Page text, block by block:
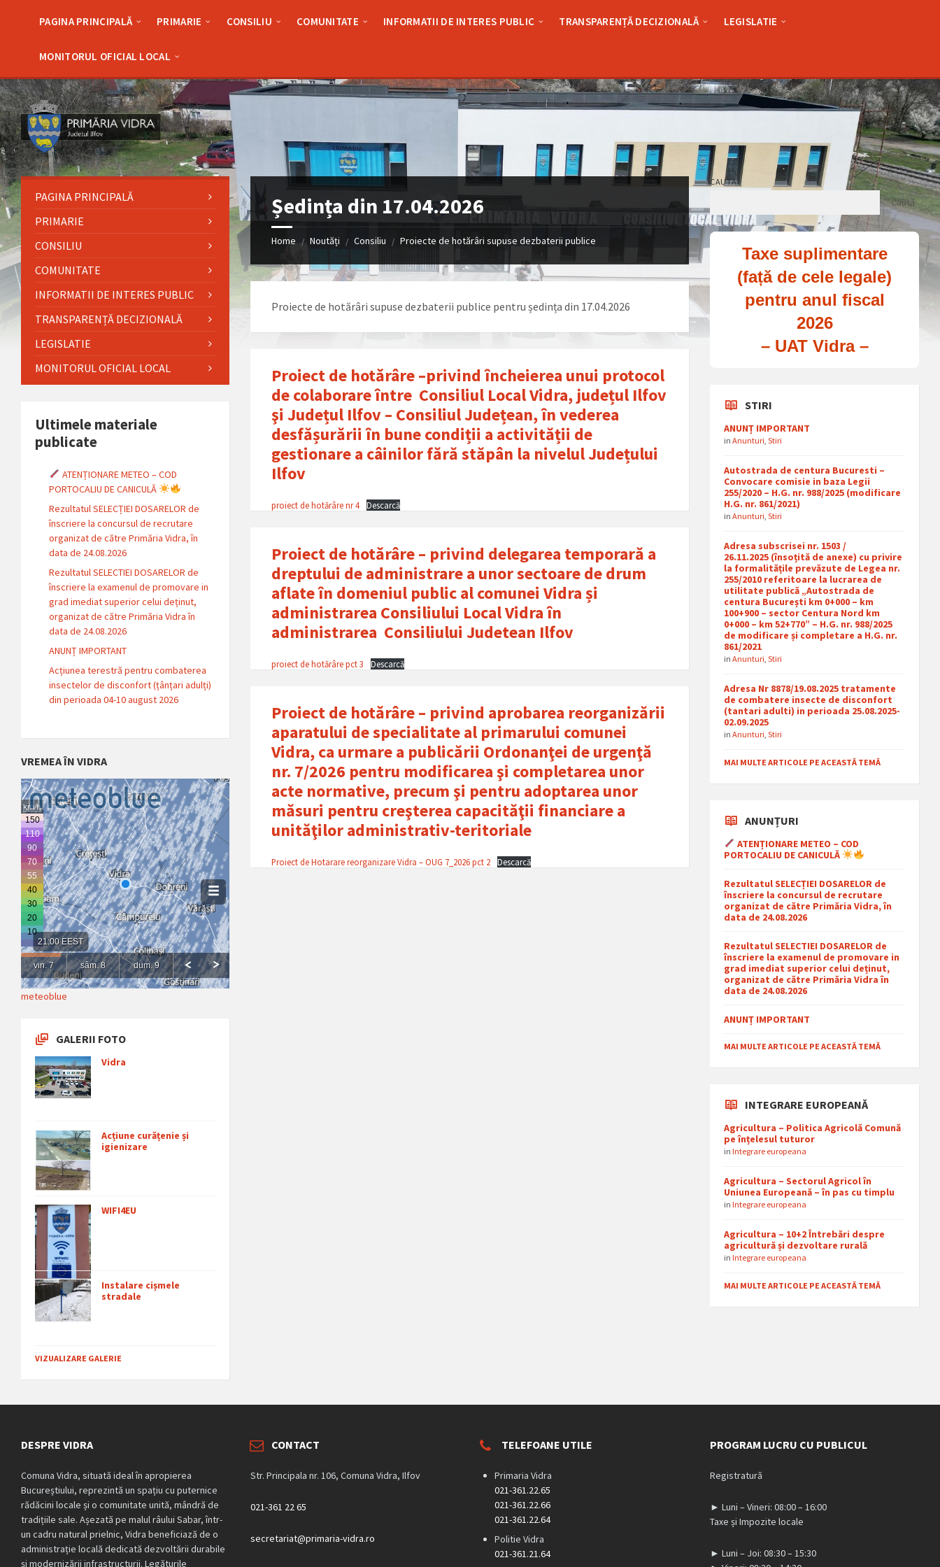
PAGINA PRINCIPALĂ PRIMARIE CONSILIU COMUNITATE INFORMATII DE INTERES PUBLIC TRANSPARENȚĂ DECIZIONALĂ LEGISLATIE
MONITORUL OFICIAL LOCAL
Ședința din 17.04.2026
Home / Noutăți / Consiliu / Proiecte de hotărâri supuse dezbaterii publice
Proiecte de hotărâri supuse dezbaterii publice pentru ședința din 17.04.2026
Proiect de hotǎrâre –privind încheierea unui protocol
de colaborare între Consiliul Local Vidra, județul Ilfov
şi Județul Ilfov – Consiliul Județean, în vederea
desfășurării în bune condiții a activității de
gestionare a câinilor fără stăpân la nivelul Județului
Ilfov
proiect de hotǎrâre nr 4 Descarcă
Proiect de hotǎrâre – privind delegarea temporară a
dreptului de administrare a unor sectoare de drum
aflate în domeniul public al comunei Vidra și
administrarea Consiliului Local Vidra în
administrarea Consiliului Judetean Ilfov
proiect de hotǎrâre pct 3 Descarcă
Proiect de hotǎrâre – privind aprobarea reorganizării
aparatului de specialitate al primarului comunei
Vidra, ca urmare a publicării Ordonanţei de urgenţă
nr. 7/2026 pentru modificarea şi completarea unor
acte normative, precum şi pentru adoptarea unor
măsuri pentru creşterea capacităţii financiare a
unităţilor administrativ-teritoriale
Proiect de Hotarare reorganizare Vidra – OUG 7_2026 pct 2 Descarcă
PAGINA PRINCIPALĂ
PRIMARIE
CONSILIU
COMUNITATE
INFORMATII DE INTERES PUBLIC
TRANSPARENȚĂ DECIZIONALĂ
LEGISLATIE
MONITORUL OFICIAL LOCAL
Ultimele materiale
publicate
ATENȚIONARE METEO – COD
PORTOCALIU DE CANICULĂ
Rezultatul SELECȚIEI DOSARELOR de
înscriere la concursul de recrutare
organizat de către Primăria Vidra, în
data de 24.08.2026
Rezultatul SELECTIEI DOSARELOR de
înscriere la examenul de promovare in
grad imediat superior celui deținut,
organizat de către Primăria Vidra în
data de 24.08.2026
ANUNȚ IMPORTANT
Acțiunea terestră pentru combaterea
insectelor de disconfort (țânțari adulți)
din perioada 04-10 august 2026
VREMEA ÎN VIDRA
meteoblue
GALERII FOTO
Vidra
Acțiune curățenie și
igienizare
WIFI4EU
Instalare cișmele
stradale
VIZUALIZARE GALERIE
CAUTĂ
Caută
Taxe suplimentare
(față de cele legale)
pentru anul fiscal
2026
– UAT Vidra –
STIRI
ANUNȚ IMPORTANT
inAnunturi ,Stiri
Autostrada de centura Bucuresti –
Convocare comisie in baza Legii
255/2020 – H.G. nr. 988/2025 (modificare
H.G. nr. 861/2021)
inAnunturi ,Stiri
Adresa subscrisei nr. 1503 /
26.11.2025 (însoțită de anexe) cu privire
la formalitățile prevăzute de Legea nr.
255/2010 referitoare la lucrarea de
utilitate publică „Autostrada de
centura București km 0+000 – km
100+900 – sector Centura Nord km
0+000 – km 52+770” – H.G. nr. 988/2025
de modificare și completare a H.G. nr.
861/2021
inAnunturi ,Stiri
Adresa Nr 8878/19.08.2025 tratamente
de combatere insecte de disconfort
(tantari adulti) in perioada 25.08.2025-
02.09.2025
inAnunturi ,Stiri
MAI MULTE ARTICOLE PE ACEASTĂ TEMĂ
ANUNȚURI
ATENȚIONARE METEO – COD
PORTOCALIU DE CANICULĂ
Rezultatul SELECȚIEI DOSARELOR de
înscriere la concursul de recrutare
organizat de către Primăria Vidra, în
data de 24.08.2026
Rezultatul SELECTIEI DOSARELOR de
înscriere la examenul de promovare in
grad imediat superior celui deținut,
organizat de către Primăria Vidra în
data de 24.08.2026
ANUNȚ IMPORTANT
MAI MULTE ARTICOLE PE ACEASTĂ TEMĂ
INTEGRARE EUROPEANĂ
Agricultura – Politica Agricolă Comună
pe înțelesul tuturor
inIntegrare europeana
Agricultura – Sectorul Agricol în
Uniunea Europeană – în pas cu timplu
inIntegrare europeana
Agricultura – 10+2 Întrebări despre
agricultură și dezvoltare rurală
inIntegrare europeana
MAI MULTE ARTICOLE PE ACEASTĂ TEMĂ
DESPRE VIDRA
Comuna Vidra, situată ideal în apropierea
Bucureștiului, reprezintă un spațiu cu puternice
rădăcini locale și o comunitate unită, mândră de
tradițiile sale. Așezată pe malul râului Sabar, într-
un cadru natural prielnic, Vidra beneficiază de o
administrație locală dedicată dezvoltării durabile
și modernizării infrastructurii. Legăturile
CONTACT
Str. Principala nr. 106, Comuna Vidra, Ilfov
021-361 22 65
secretariat@primaria-vidra.ro
TELEFOANE UTILE
Primaria Vidra
021-361.22.65
021-361.22.66
021-361.22.64
Politie Vidra
021-361.21.64
PROGRAM LUCRU CU PUBLICUL
Registratură
► Luni – Vineri: 08:00 – 16:00
Taxe și Impozite locale
► Luni – Joi: 08:30 – 15:30